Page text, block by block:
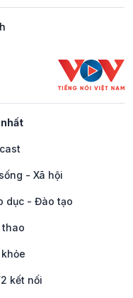
- Xã hội
dục - Đào tạo
thao
kết nối